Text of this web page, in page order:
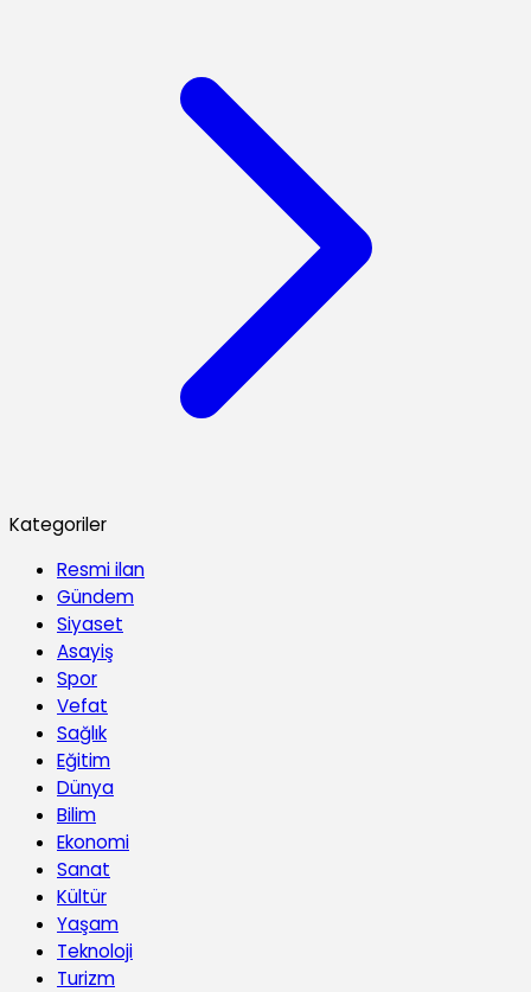
Kategoriler
Resmi ilan
Gündem
Siyaset
Asayiş
Spor
Vefat
Sağlık
Eğitim
Dünya
Bilim
Ekonomi
Sanat
Kültür
Yaşam
Teknoloji
Turizm